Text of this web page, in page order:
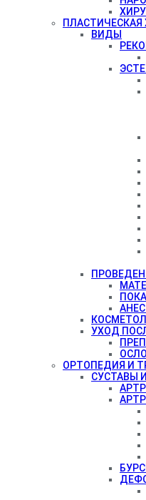
ПЛАСТИЧЕСКАЯ
ВИДЫ
УХОД
ОРТОПЕДИЯ И
СУСТАВЫ